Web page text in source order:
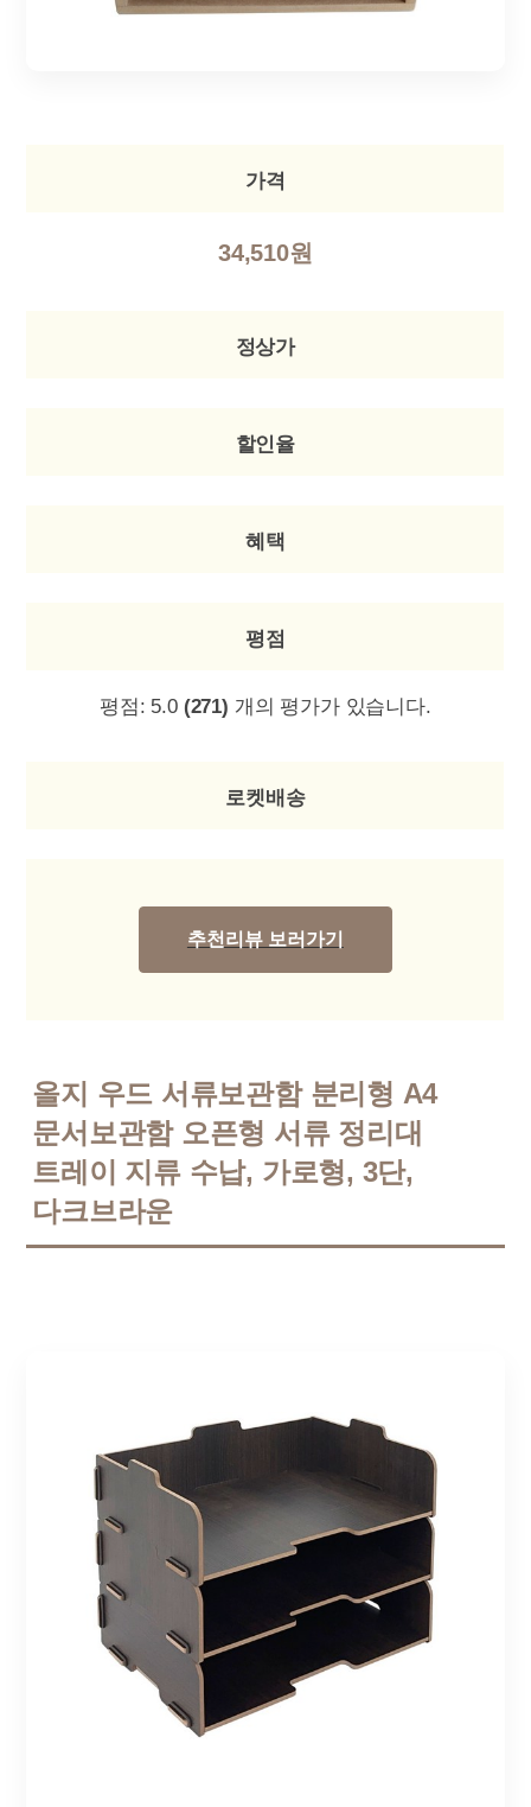
가격
34,510원
정상가
할인율
혜택
평점
평점: 5.0 (271) 개의 평가가 있습니다.
로켓배송
추천리뷰 보러가기
올지 우드 서류보관함 분리형 A4
문서보관함 오픈형 서류 정리대
트레이 지류 수납, 가로형, 3단,
다크브라운